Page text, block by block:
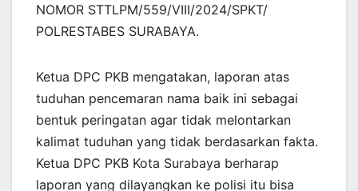
NOMOR STTLPM/559/VIII/2024/SPKT/
POLRESTABES SURABAYA.
Ketua DPC PKB mengatakan, laporan atas
tuduhan pencemaran nama baik ini sebagai
bentuk peringatan agar tidak melontarkan
kalimat tuduhan yang tidak berdasarkan fakta.
Ketua DPC PKB Kota Surabaya berharap
laporan yang dilayangkan ke polisi itu bisa